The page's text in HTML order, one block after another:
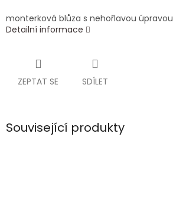
monterková blůza s nehořlavou úpravou
Detailní informace
ZEPTAT SE SDÍLET
Související produkty